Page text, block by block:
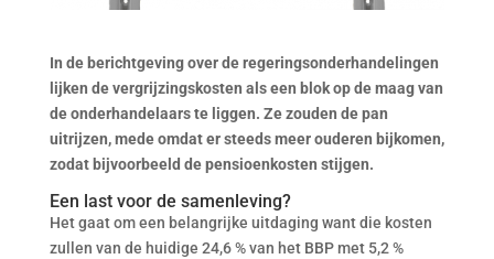
In de berichtgeving over de regeringsonderhandelingen
lijken de vergrijzingskosten als een blok op de maag van
de onderhandelaars te liggen. Ze zouden de pan
uitrijzen, mede omdat er steeds meer ouderen bijkomen,
zodat bijvoorbeeld de pensioenkosten stijgen.
Een last voor de samenleving?
Het gaat om een belangrijke uitdaging want die kosten
zullen van de huidige 24,6 % van het BBP met 5,2 %